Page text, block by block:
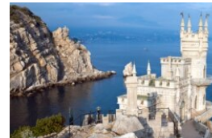
ТЕЛЕПРОЕКТ КРЫМ.РЕАЛИИ
СОВЕТЫ ПРАВОЗАЩИТНИКОВ
ПРОПАВШИЕ БЕЗ ВЕСТИ
ПОБЕДИТЕЛЕЙ НЕ СУДЯТ?
КРЫМ.НЕПОКОРЕННЫЙ
Українською
Qırımtatar
ПРИСОЕДИНЯЙТЕСЬ!